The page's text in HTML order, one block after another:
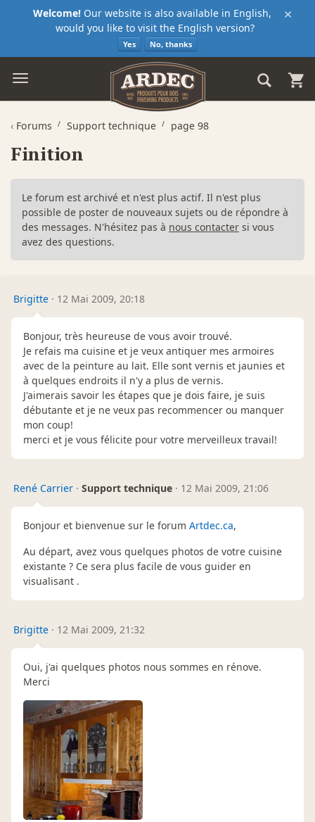
×
Welcome! Our website is also available in English,
would you like to visit the English version?
Yes No, thanks
‹ Forums Support technique page 98
Finition
Le forum est archivé et n'est plus actif. Il n'est plus
possible de poster de nouveaux sujets ou de répondre à
des messages. N'hésitez pas à nous contacter si vous
avez des questions.
Brigitte · 12 Mai 2009, 20:18
Bonjour, très heureuse de vous avoir trouvé.
Je refais ma cuisine et je veux antiquer mes armoires
avec de la peinture au lait. Elle sont vernis et jaunies et
à quelques endroits il n'y a plus de vernis.
J'aimerais savoir les étapes que je dois faire, je suis
débutante et je ne veux pas recommencer ou manquer
mon coup!
merci et je vous félicite pour votre merveilleux travail!
René Carrier · Support technique · 12 Mai 2009, 21:06
Bonjour et bienvenue sur le forum Artdec.ca,
Au départ, avez vous quelques photos de votre cuisine
existante ? Ce sera plus facile de vous guider en
visualisant .
Brigitte · 12 Mai 2009, 21:32
Oui, j'ai quelques photos nous sommes en rénove.
Merci